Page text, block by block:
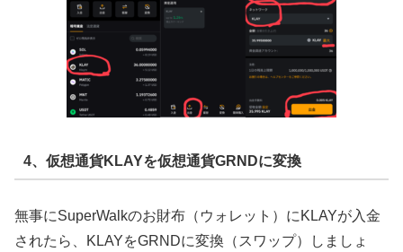
4、仮想通貨KLAYを仮想通貨GRNDに変換
無事にSuperWalkのお財布（ウォレット）にKLAYが入金
されたら、KLAYをGRNDに変換（スワップ）しましょ